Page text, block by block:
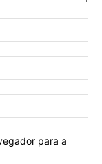
para a